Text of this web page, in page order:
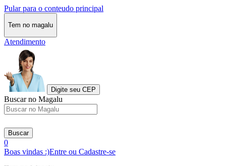
Pular para o conteudo principal
Tem no magalu
Atendimento
Digite seu CEP
Buscar no Magalu
Buscar
0
Boas vindas :)Entre ou Cadastre-se